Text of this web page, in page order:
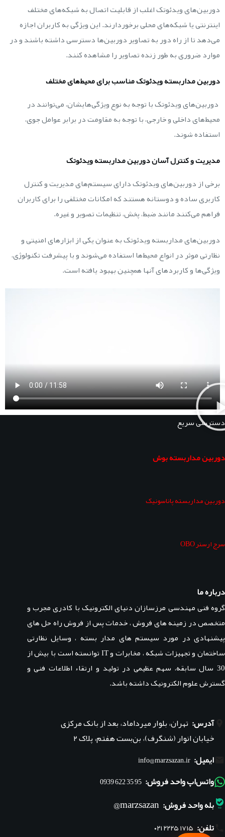
دوربین‌های ویدئوتک اغلب از قابلیت اتصال به شبکه‌های مختلف
اینترنتی یا شبکه‌های محلی برخوردارند. این ویژگی به کاربران اجازه
می‌دهد تا از راه دور به تصاویر دوربین‌ها دسترسی داشته باشند و در
موارد ضروری به طور زنده تصاویر را مشاهده کنند.
دوربین‌ مداربسته ویدئوتک مناسب برای محیط‌های مختلف
دوربین‌های ویدئوتک با توجه به نوع ویژگی‌هایشان، می‌توانند در
محیط‌های داخلی و خارجی، با توجه به مقاومت در برابر عوامل جوی،
استفاده شوند.
مدیریت و کنترل آسان دوربین‌ مداربسته ویدئوتک
برخی از دوربین‌های ویدئوتک دارای سیستم‌های مدیریت و کنترل
کاربری ساده و دوستانه هستند که امکانات مختلفی را برای کاربران
فراهم می‌کنند مانند ضبط، پخش، تنظیمات تصویر و غیره.
دوربین‌های مداربسته ویدئوتک به عنوان یکی از ابزارهای امنیتی و
نظارتی موثر در انواع محیط‌ها استفاده می‌شوند و با پیشرفت تکنولوژی،
ویژگی‌ها و کاربردهای آنها همچنین بهبود یافته است.
دسترسی سریع
دوربین مداربسته بوش
دوربین مداربسته پاناسونیک
سرج ارستر OBO
درباره ما
گروه فنی مهندسی مرزسازان دنیای الکترونیک با کادری مجرب و
متخصص در زمینه های فروش ، خدمات پس از فروش راه حل های
پیشنهادی در مورد سیستم های مدار بسته ، وسایل نظارتی
ساختمان و تجهیزات شبکه ، مخابرات و IT توانسته است با بیش از
30 سال سابقه، سهم عظیمی در تولید و ارتقاء اطلاعات فنی و
گسترش علوم الکترونیک داشته باشد.
آدرس: تهران، بلوار میرداماد، بعد از بانک مرکزی
خیابان انوار (شنگرف)، بن‌بست هفتم، پلاک ۲
ایمیل: info@marzsazan.ir
واتس‌اپ واحد فروش: 95 35 622 0939
بله واحد فروش: marzsazan@
تلفن: ۰۲۱ ۲۲۲۵ ۱۷۱۵